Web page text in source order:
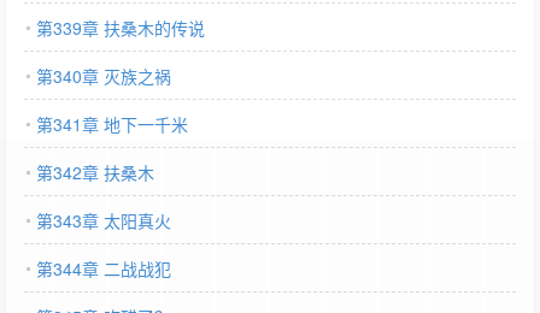
第339章 扶桑木的传说
第340章 灭族之祸
第341章 地下一千米
第342章 扶桑木
第343章 太阳真火
第344章 二战战犯